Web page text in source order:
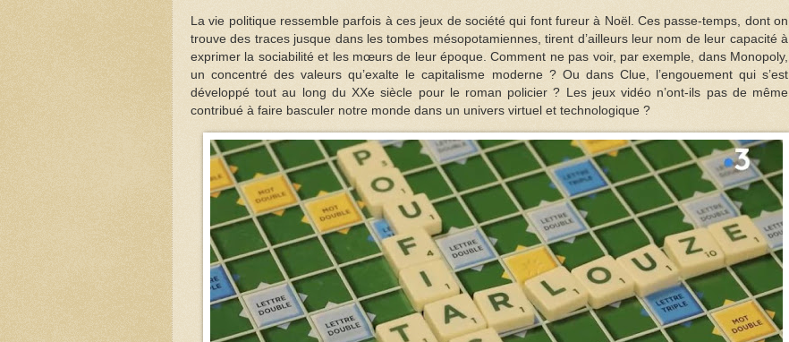
La vie politique ressemble parfois à ces jeux de société qui font fureur à Noël. Ces passe-temps, dont on
trouve des traces jusque dans les tombes mésopotamiennes, tirent d’ailleurs leur nom de leur capacité à
exprimer la sociabilité et les mœurs de leur époque. Comment ne pas voir, par exemple, dans Monopoly,
un concentré des valeurs qu’exalte le capitalisme moderne ? Ou dans Clue, l’engouement qui s’est
développé tout au long du XXe siècle pour le roman policier ? Les jeux vidéo n’ont-ils pas de même
contribué à faire basculer notre monde dans un univers virtuel et technologique ?